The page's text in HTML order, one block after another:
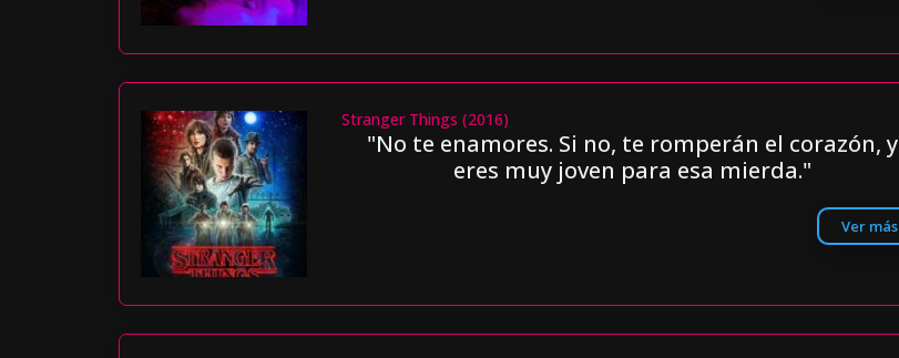
Stranger Things (2016)
"No te enamores. Si no, te romperán el corazón, y
eres muy joven para esa mierda."
Ver más